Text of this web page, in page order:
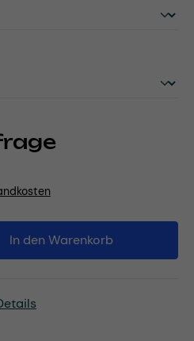
den gewünschten
In den Warenkorb